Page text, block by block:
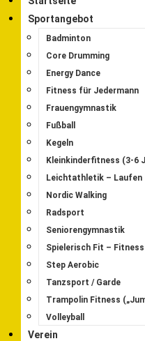
Sportangebot
Badminton
Core Drumming
Energy Dance
Fitness für Jedermann
Frauengymnastik
Fußball
Kegeln
Kleinkinderfitness (3-6
Leichtathletik – Laufen
Nordic Walking
Radsport
Seniorengymnastik
Spielerisch Fit –
Step Aerobic
Tanzsport / Garde
Trampolin Fitness
Volleyball
Verein